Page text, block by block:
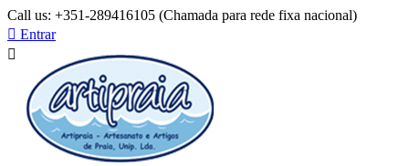
Call us: +351-289416105 (Chamada para rede fixa nacional)
 Entrar
